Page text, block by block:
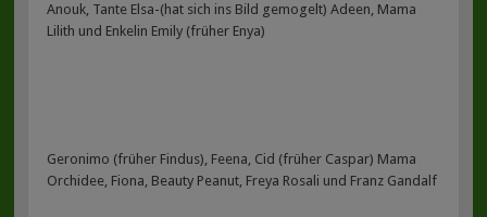
Anouk, Tante Elsa-(hat sich ins Bild gemogelt) Adeen, Mama
Lilith und Enkelin Emily (früher Enya)
Geronimo (früher Findus), Feena, Cid (früher Caspar) Mama
Orchidee, Fiona, Beauty Peanut, Freya Rosali und Franz Gandalf